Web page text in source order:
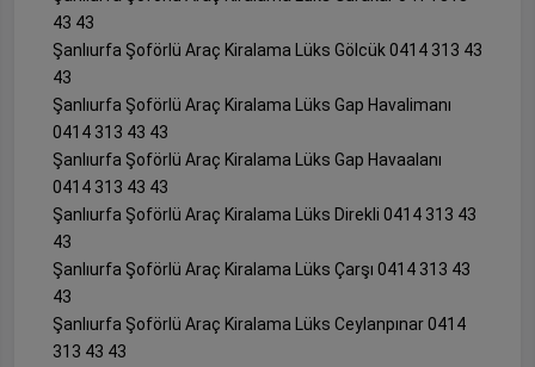
43 43
Şanlıurfa Şoförlü Araç Kiralama Lüks Gölcük 0414 313 43
43
Şanlıurfa Şoförlü Araç Kiralama Lüks Gap Havalimanı
0414 313 43 43
Şanlıurfa Şoförlü Araç Kiralama Lüks Gap Havaalanı
0414 313 43 43
Şanlıurfa Şoförlü Araç Kiralama Lüks Direkli 0414 313 43
43
Şanlıurfa Şoförlü Araç Kiralama Lüks Çarşı 0414 313 43
43
Şanlıurfa Şoförlü Araç Kiralama Lüks Ceylanpınar 0414
313 43 43